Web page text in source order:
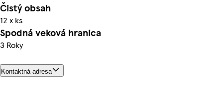
Čistý obsah
12 x ks
Spodná veková hranica
3 Roky
Kontaktná adresa